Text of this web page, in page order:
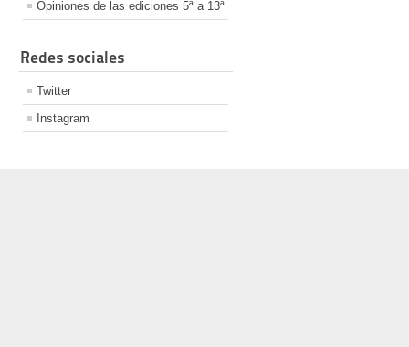
Opiniones de las ediciones 5ª a 13ª
Redes sociales
Twitter
Instagram